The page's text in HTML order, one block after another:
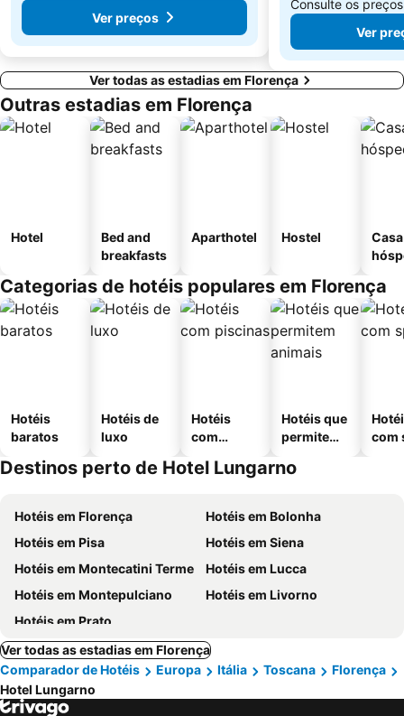
Ver preços
Consulte os
Ver
Ver todas as estadias em Florença
Outras estadias em Florença
Hotel
Bed and
breakfasts
Aparthotel Hostel
Categorias de hotéis populares em Florença
Hotéis
baratos
Hotéis de
luxo
Hotéis
com
Hotéis que
permitem
com
Destinos perto de Hotel Lungarno
Hotéis em Florença
Hotéis em Bolonha
Hotéis em Pisa
Hotéis em Siena
Hotéis em Montecatini Terme
Hotéis em Lucca
Hotéis em Montepulciano
Hotéis em Livorno
Hotéis em Prato
Ver todas as estadias em Florença
Comparador de Hotéis
Europa Itália Toscana
Florença
Hotel Lungarno